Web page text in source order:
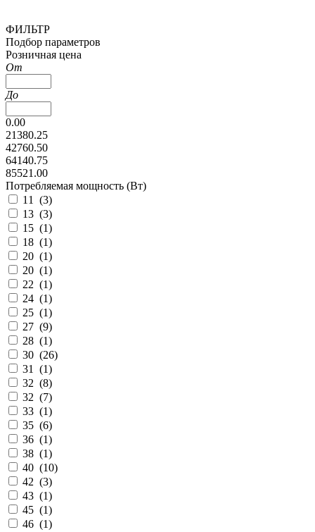
ФИЛЬТР
Подбор параметров
Розничная цена
От
До
0.00
21380.25
42760.50
64140.75
85521.00
Потребляемая мощность (Вт)
11 (3)
13 (3)
15 (1)
18 (1)
20 (1)
20 (1)
22 (1)
24 (1)
25 (1)
27 (9)
28 (1)
30 (26)
31 (1)
32 (8)
32 (7)
33 (1)
35 (6)
36 (1)
38 (1)
40 (10)
42 (3)
43 (1)
45 (1)
46 (1)